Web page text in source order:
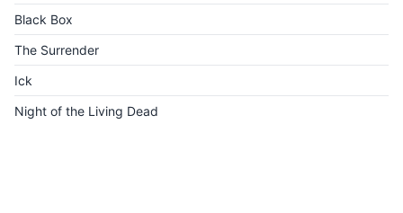
Black Box
The Surrender
Ick
Night of the Living Dead